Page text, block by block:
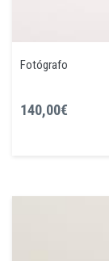
Fotógrafo
140,00€